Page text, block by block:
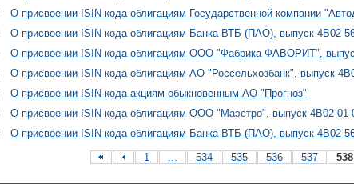
О присвоении ISIN кода облигациям Государственной компании
О присвоении ISIN кода облигациям Банка ВТБ (ПАО), выпуск 4B02-
О присвоении ISIN кода облигациям ООО "Фабрика ФАВОРИТ",
О присвоении ISIN кода облигациям АО "Россельхозбанк", выпуск
О присвоении ISIN кода акциям обыкновенным АО "Прогноз"
О присвоении ISIN кода облигациям ООО "Маэстро", выпуск 4B02-01-
О присвоении ISIN кода облигациям Банка ВТБ (ПАО), выпуск 4B02-
1
... 534 535 536 537 538